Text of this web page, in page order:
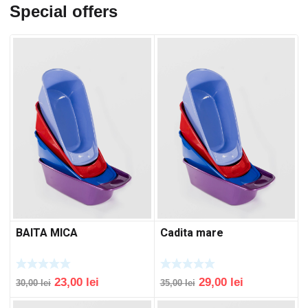
Special offers
BAITA MICA
30,00lei Original
23,00 lei
price
Cadita mare
35,00lei Original
29,00 leiCurrent
price